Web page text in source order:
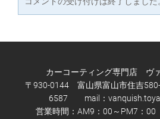
カーコーティング専門店 ヴ
〒930-0144 富山県富山市住吉
6587 mail：
営業時間：AM9：00～PM7：